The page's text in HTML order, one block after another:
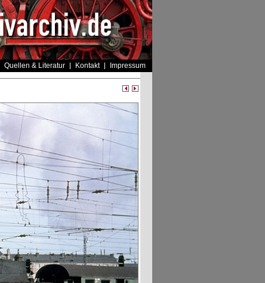
Quellen & Literatur Kontakt Impressum